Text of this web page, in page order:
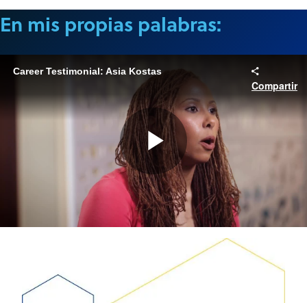
En mis propias palabras:
Career Testimonial: Asia Kostas
Compartir
Play
Video